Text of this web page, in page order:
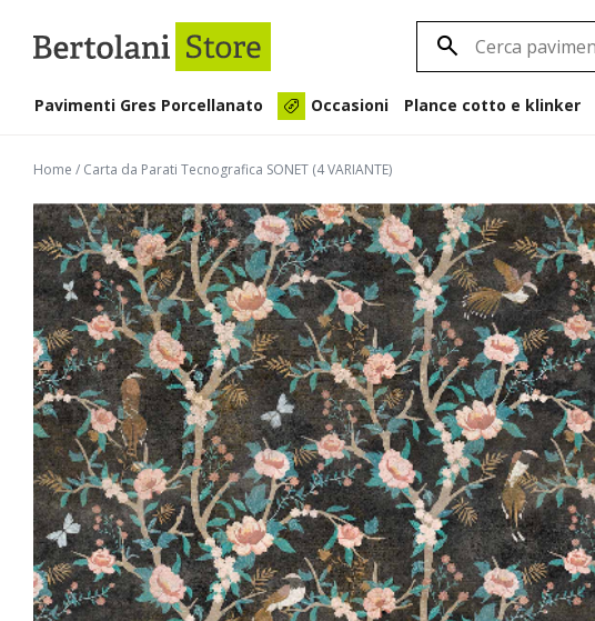
Pavimenti Gres Porcellanato Occasioni Plance cotto e klinker
Home / Carta da Parati Tecnografica SONET (4 VARIANTE)